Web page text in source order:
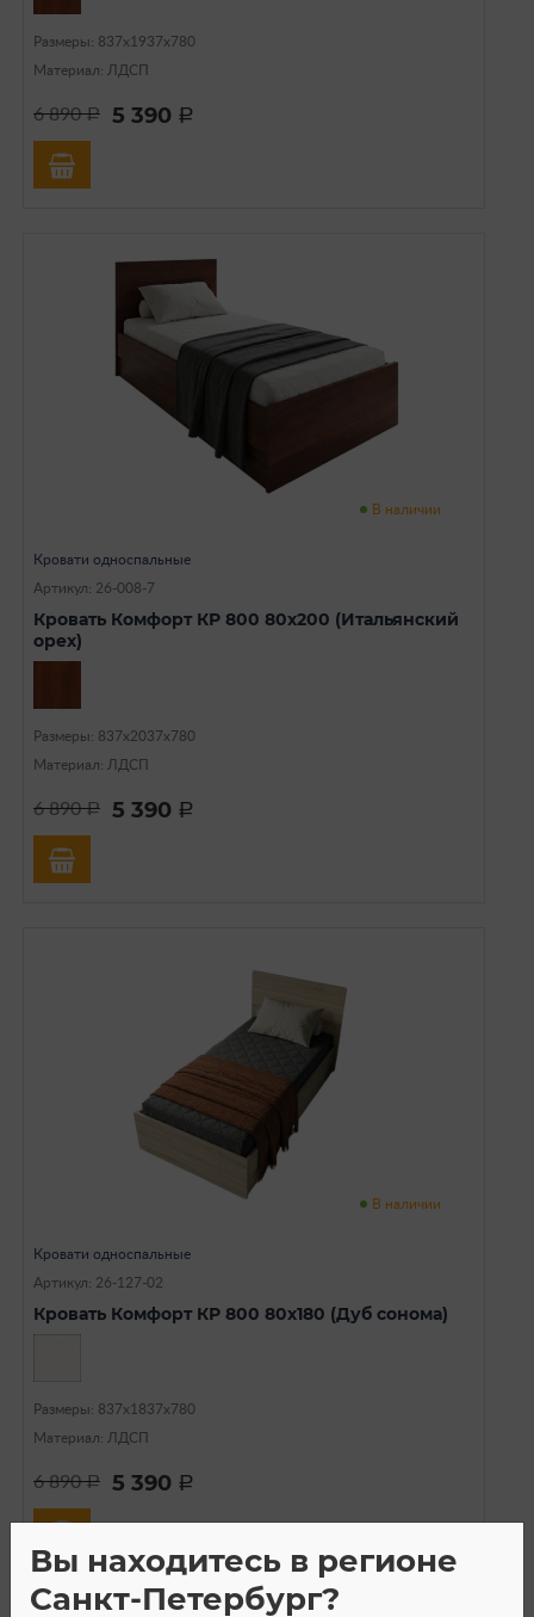
Размеры: 837х1937х780
Материал: ЛДСП
6 890a 5 390 a
В наличии
Кровати односпальные
Артикул: 26-008-7
Кровать Комфорт КР 800 80х200 (Итальянский
орех)
Размеры: 837х2037х780
Материал: ЛДСП
6 890a 5 390 a
В наличии
Кровати односпальные
Артикул: 26-127-02
Кровать Комфорт КР 800 80х180 (Дуб сонома)
Размеры: 837х1837х780
Материал: ЛДСП
6 890a 5 390 a
Вы находитесь в регионе
Санкт-Петербург?